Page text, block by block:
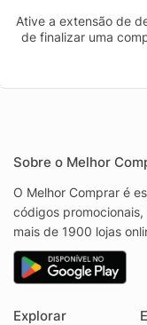
Ative a extensão de
de finalizar uma
Sobre o Melhor
O Melhor Comprar é
códigos
mais de 1900 lojas
Explorar